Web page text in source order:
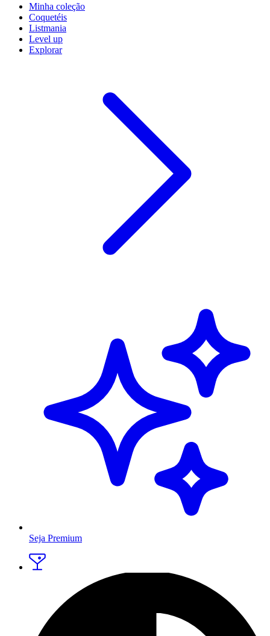
Minha coleção
Coquetéis
Listmania
Level up
Explorar
Seja Premium